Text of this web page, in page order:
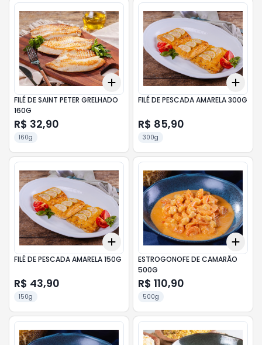
+5 +10
Add
FILÉ DE SAINT PETER GRELHADO
160G
R$ 32,90
160g
Add
FILÉ DE PESCADA AMARELA 300G
R$ 85,90
300g
+5 +10
Add
FILÉ DE PESCADA AMARELA 150G
R$ 43,90
150g
Add
ESTROGONOFE DE CAMARÃO
500G
R$ 110,90
500g